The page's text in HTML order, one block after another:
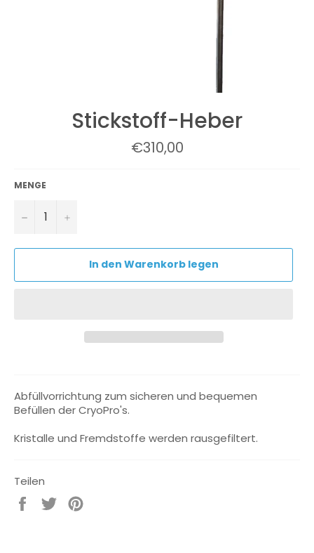
Stickstoff-Heber
Normaler
Preis
€310,00
MENGE
− +
In den Warenkorb legen
Abfüllvorrichtung zum sicheren und bequemen
Befüllen der CryoPro's.
Kristalle und Fremdstoffe werden rausgefiltert.
Teilen
Auf
Facebook
Auf
Twitter